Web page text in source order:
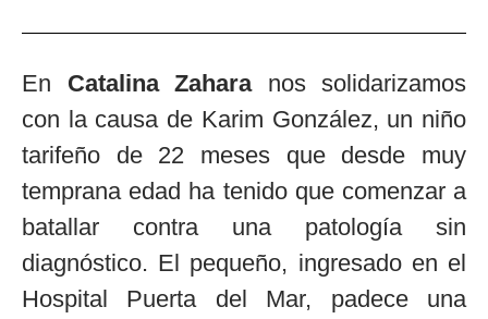
En Catalina Zaharanos solidarizamos
con la causa de Karim González, un niño
tarifeño de 22 meses que desde muy
temprana edad ha tenido que comenzar a
batallar contra una patología sin
diagnóstico. El pequeño, ingresado en el
Hospital Puerta del Mar, padece una